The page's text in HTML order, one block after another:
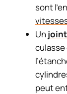
sont
Un
peut